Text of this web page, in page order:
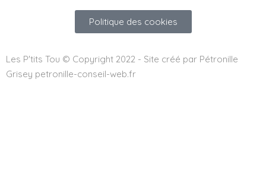
Politique des cookies
Les P'tits Tou © Copyright 2022 - Site créé par Pétronille
Grisey petronille-conseil-web.fr